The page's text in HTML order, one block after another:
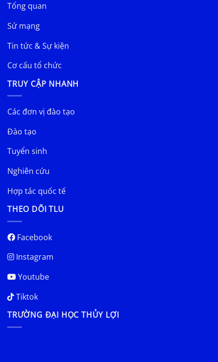
Tổng quan
Sứ mạng
Tin tức & Sự kiện
Cơ cấu tổ chức
TRUY CẬP NHANH
Các đơn vị đào tạo
Đào tạo
Tuyển sinh
Nghiên cứu
Hợp tác quốc tế
THEO DÕI TLU
Facebook
Instagram
Youtube
Tiktok
TRƯỜNG ĐẠI HỌC THỦY LỢI